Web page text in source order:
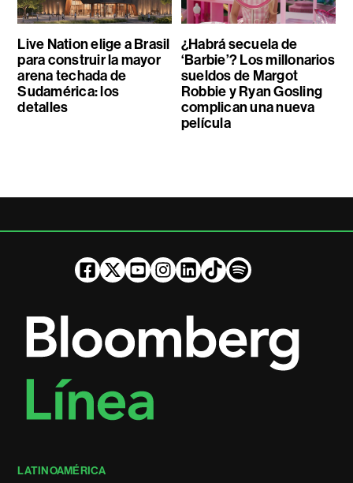
Live Nation elige a Brasil
para construir la mayor
arena techada de
Sudamérica: los
detalles
¿Habrá secuela de
‘Barbie’? Los millonarios
sueldos de Margot
Robbie y Ryan Gosling
complican una nueva
película
LATINOAMÉRICA